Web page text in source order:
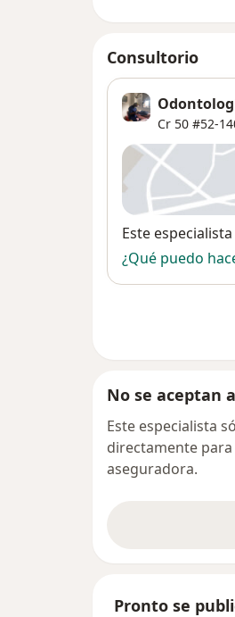
Consultorio
Cr 50 #52-
Disponibilidad
Este
¿Qué puedo
No se aceptan
Este especialista
directamente
aseguradora.
Pronto se